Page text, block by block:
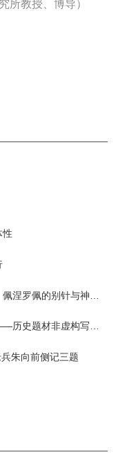
所教授、博导）
性
佩的别针与神秘入侵者
材非虚构写作多人谈
朱向前侧记三题